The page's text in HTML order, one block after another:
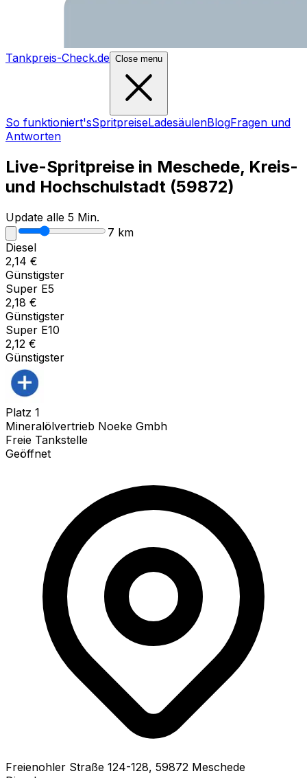
Tankpreis-Check.de Close menu
So funktioniert'sSpritpreiseLadesäulenBlogFragen und
Antworten
Live-Spritpreise in Meschede, Kreis-
und Hochschulstadt (59872)
Update alle 5 Min.
7 km
Diesel
2,14 €
Günstigster
Super E5
2,18 €
Günstigster
Super E10
2,12 €
Günstigster
Platz 1
Mineralölvertrieb Noeke Gmbh
Freie Tankstelle
Geöffnet
Freienohler Straße 124-128, 59872 Meschede